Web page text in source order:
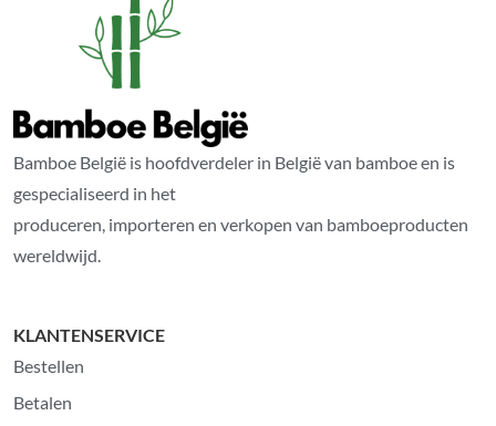
Bamboe België is hoofdverdeler in België van bamboe en is
gespecialiseerd in het
produceren, importeren en verkopen van bamboeproducten
wereldwijd.
KLANTENSERVICE
Bestellen
Betalen